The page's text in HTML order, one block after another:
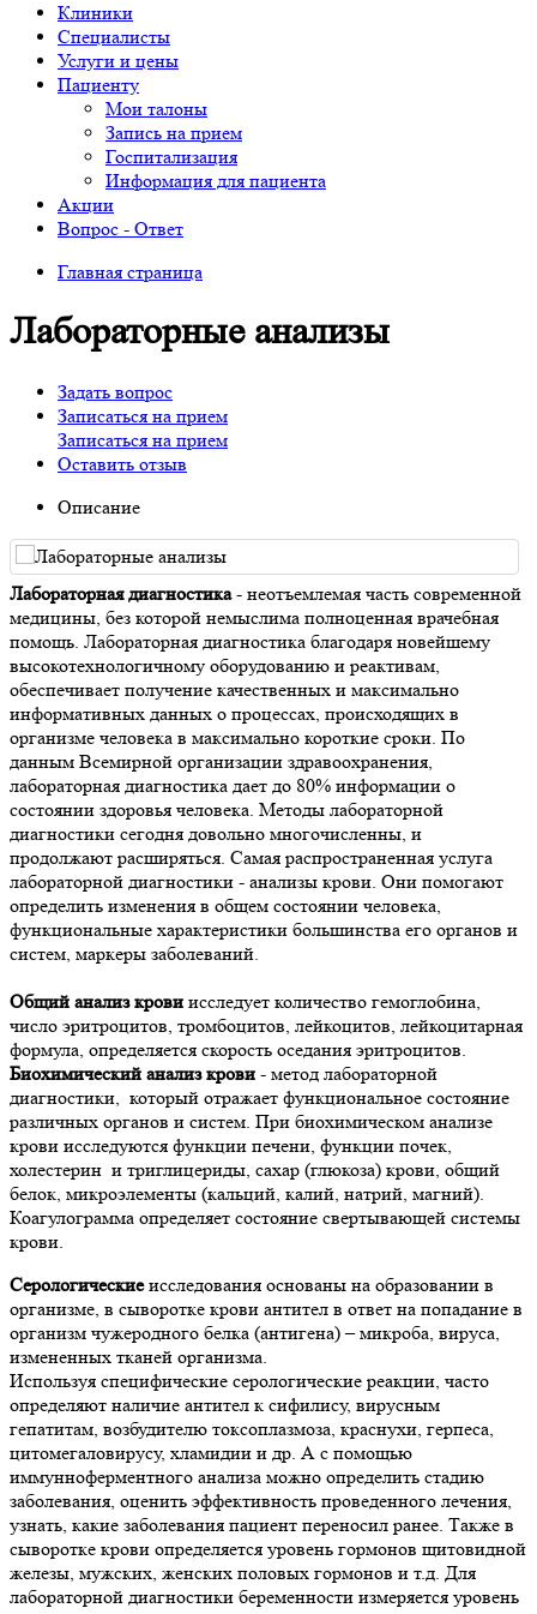
Клиники
Специалисты
Услуги и цены
Пациенту
Мои талоны
Запись на прием
Госпитализация
Информация для пациента
Акции
Вопрос - Ответ
Главная страница
Лабораторные анализы
Задать вопрос
Записаться на прием
Записаться на прием
Оставить отзыв
Описание
Лабораторная диагностика- неотъемлемая часть современной
медицины, без которой немыслима полноценная врачебная
помощь. Лабораторная диагностика благодаря новейшему
высокотехнологичному оборудованию и реактивам,
обеспечивает получение качественных и максимально
информативных данных о процессах, происходящих в
организме человека в максимально короткие сроки. По
данным Всемирной организации здравоохранения,
лабораторная диагностика дает до 80% информации о
состоянии здоровья человека. Методы лабораторной
диагностики сегодня довольно многочисленны, и
продолжают расширяться. Самая распространенная услуга
лабораторной диагностики - анализы крови. Они помогают
определить изменения в общем состоянии человека,
функциональные характеристики большинства его органов и
систем, маркеры заболеваний.
Общий анализ крови исследует количество гемоглобина,
число эритроцитов, тромбоцитов, лейкоцитов, лейкоцитарная
формула, определяется скорость оседания эритроцитов.
Биохимический анализ крови - метод лабораторной
диагностики, который отражает функциональное состояние
различных органов и систем. При биохимическом анализе
крови исследуются функции печени, функции почек,
холестерин и триглицериды, сахар (глюкоза) крови, общий
белок, микроэлементы (кальций, калий, натрий, магний).
Коагулограмма определяет состояние свертывающей системы
крови.
Серологическиеисследования основаны на образовании в
организме, в сыворотке крови антител в ответ на попадание в
организм чужеродного белка (антигена) – микроба, вируса,
измененных тканей организма.
Используя специфические серологические реакции, часто
определяют наличие антител к сифилису, вирусным
гепатитам, возбудителю токсоплазмоза, краснухи, герпеса,
цитомегаловирусу, хламидии и др. А с помощью
иммунноферментного анализа можно определить стадию
заболевания, оценить эффективность проведенного лечения,
узнать, какие заболевания пациент переносил ранее. Также в
сыворотке крови определяется уровень гормонов щитовидной
железы, мужских, женских половых гормонов и т.д. Для
лабораторной диагностики беременности измеряется уровень